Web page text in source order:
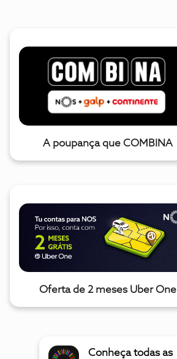
A poupança que COMBINA
Oferta de 2 meses Uber One
Conheça todas as